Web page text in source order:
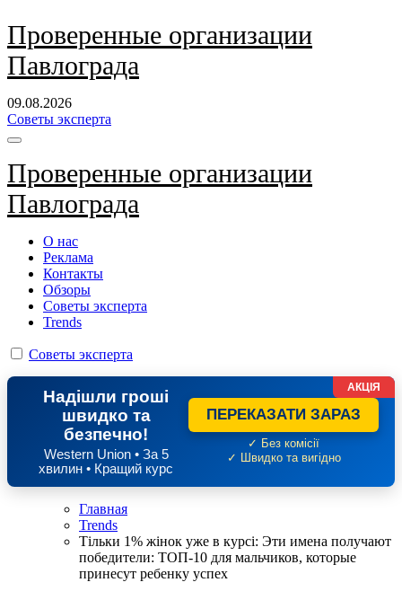
Перейти
к
содержанию
Проверенные организации
Павлограда
09.08.2026
Советы эксперта
Проверенные организации
Павлограда
О нас
Реклама
Контакты
Обзоры
Советы эксперта
Trends
Советы эксперта
Надішли гроші
швидко та
безпечно!
Western Union • За 5
хвилин • Кращий курс
ПЕРЕКАЗАТИ ЗАРАЗ
✓ Без комісії
✓ Швидко та вигідно
АКЦІЯ
Главная
Trends
Тільки 1% жінок уже в курсі: Эти имена получают
победители: ТОП-10 для мальчиков, которые
принесут ребенку успех